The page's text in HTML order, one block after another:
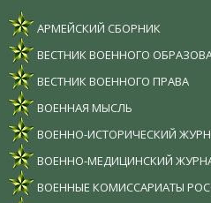
АРМЕЙСКИЙ СБОРНИК
ВЕСТНИК ВОЕННОГО
ВЕСТНИК ВОЕННОГО ПРАВА
ВОЕННАЯ МЫСЛЬ
ВОЕННО-ИСТОРИЧЕСКИЙ
ВОЕННО-МЕДИЦИНСКИЙ
ВОЕННЫЕ КОМИССАРИАТЫ